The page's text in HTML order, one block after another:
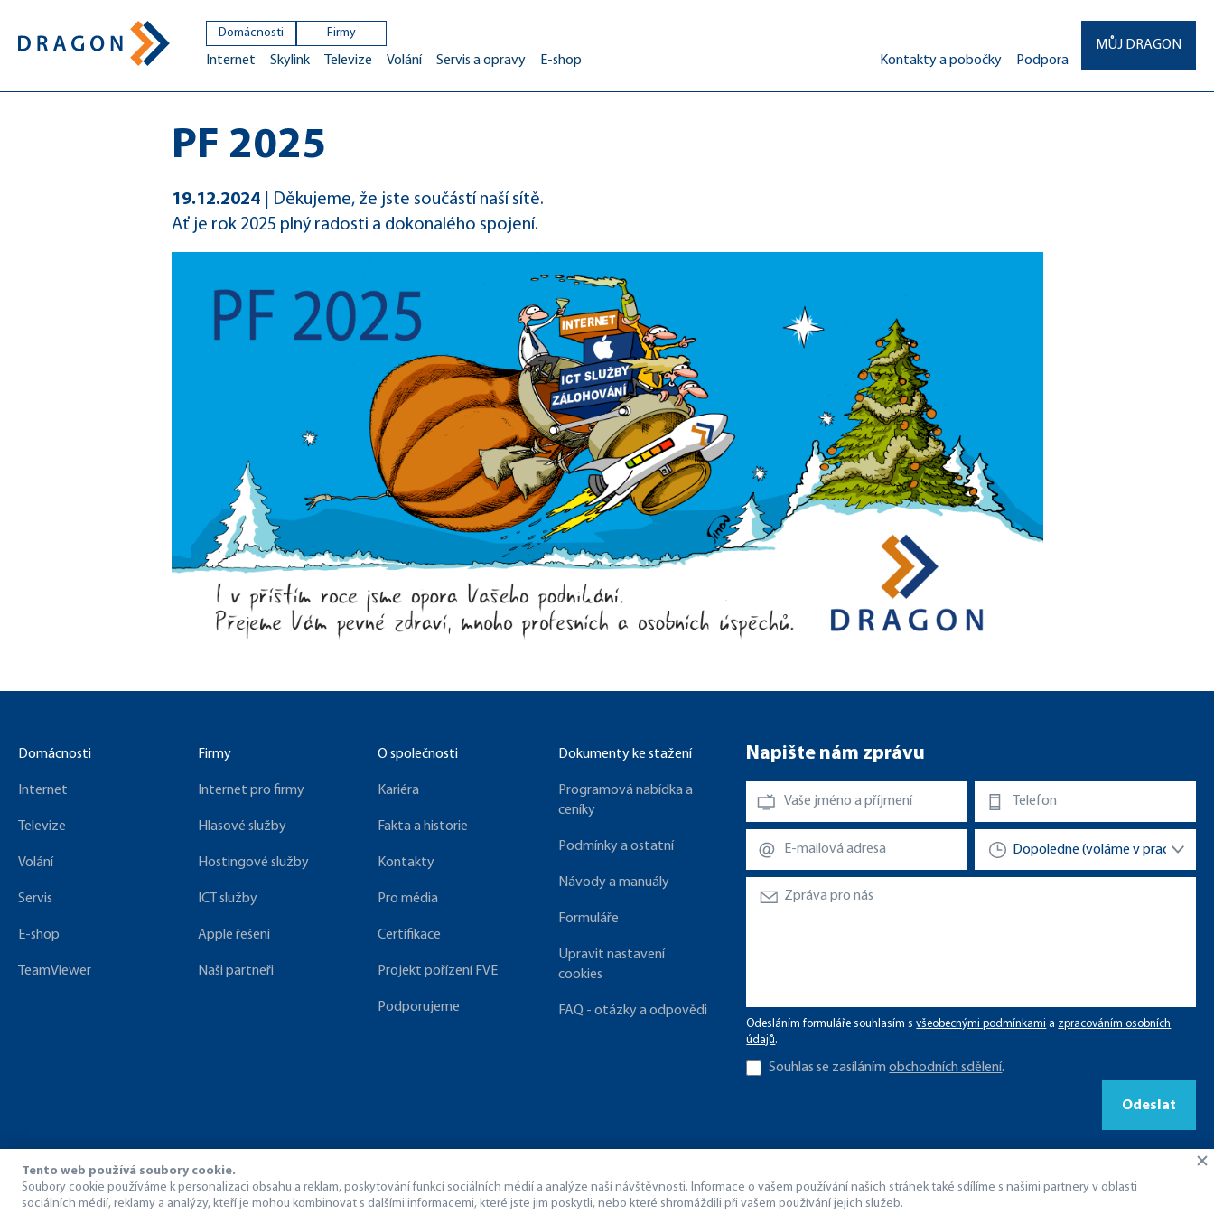
Domácnosti
Internet Skylink Televize Volání Servis a opravy E-shop
Firmy
MŮJ DRAGON
Kontakty a pobočky
Podpora
PF 2025
19.12.2024
Děkujeme, že jste součástí naší sítě.
Ať je rok 2025 plný radosti a dokonalého spojení.
Napište nám zprávu
Odesláním formuláře souhlasím svšeobecnými podmínkami a zpracováním osobních
údajů.
Souhlas se zasílánímobchodních sdělení.
Odeslat
Domácnosti
Internet
Televize
Volání
Servis
E-shop
TeamViewer
Firmy
Internet pro firmy
Hlasové služby
Hostingové služby
ICT služby
Apple řešení
Naši partneři
O společnosti
Kariéra
Fakta a historie
Kontakty
Pro média
Certifikace
Projekt pořízení FVE
Podporujeme
Dokumenty ke stažení
Programová nabídka a
ceníky
Podmínky a ostatní
Návody a manuály
Formuláře
Upravit nastavení
cookies
FAQ - otázky a odpovědi
Tento web používá soubory cookie.
Soubory cookie používáme k personalizaci obsahu a reklam, poskytování funkcí sociálních médií a analýze naší návštěvnosti. Informace o vašem používání našich stránek také sdílíme s našimi partnery v oblasti
sociálních médií, reklamy a analýzy, kteří je mohou kombinovat s dalšími informacemi, které jste jim poskytli, nebo které shromáždili při vašem používání jejich služeb.